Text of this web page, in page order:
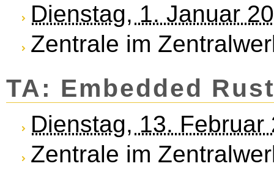
Dienstag, 1. Januar
Zentrale im
TA: Embedded
Dienstag, 13.
Zentrale im